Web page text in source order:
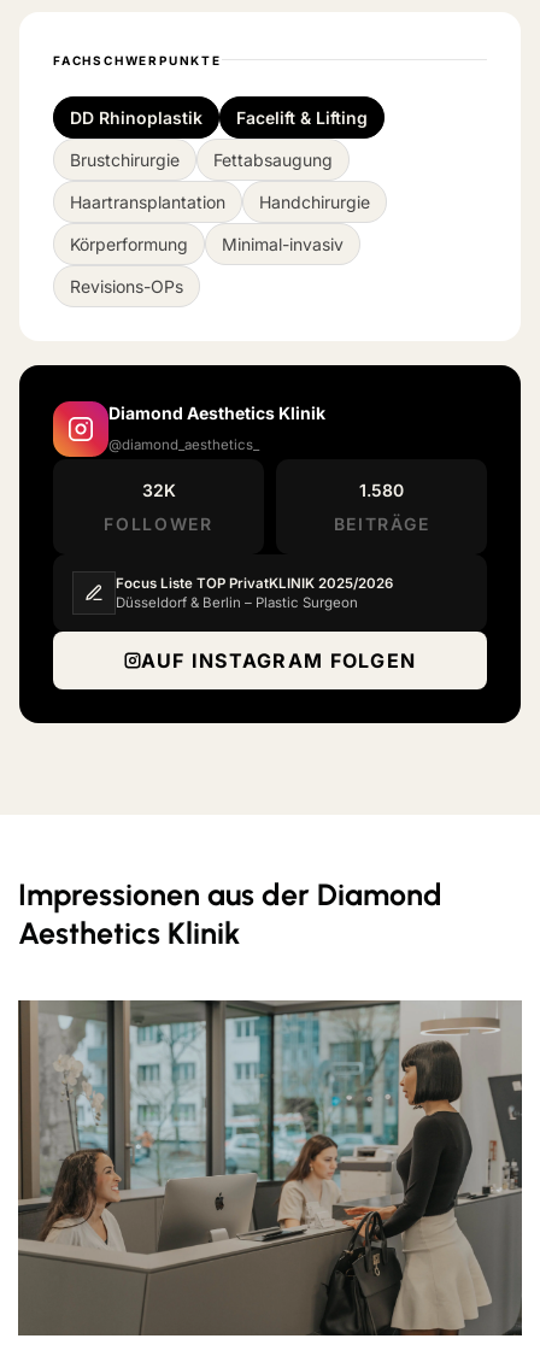
FACHSCHWERPUNKTE
DD Rhinoplastik Facelift & Lifting
Brustchirurgie Fettabsaugung
Haartransplantation Handchirurgie
Körperformung Minimal-invasiv
Revisions-OPs
Diamond Aesthetics Klinik
@diamond_aesthetics_
32K
FOLLOWER
1.580
BEITRÄGE
Focus Liste TOP PrivatKLINIK 2025/2026
Düsseldorf & Berlin – Plastic Surgeon
AUF INSTAGRAM FOLGEN
Impressionen aus der Diamond
Aesthetics Klinik